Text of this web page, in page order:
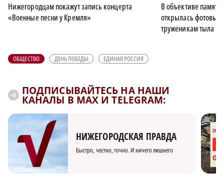
Нижегородцам покажут запись концерта
«Военные песни у Кремля»
В объективе
открылась
труженикам тыла
ОБЩЕСТВО ДЕНЬ ПОБЕДЫ ЕДИНАЯ РОССИЯ
ПОДПИСЫВАЙТЕСЬ НА НАШИ
КАНАЛЫ В MAX И TELEGRAM:
НИЖЕГОРОДСКАЯ ПРАВДА
Быстро, честно, точно. И ничего лишнего